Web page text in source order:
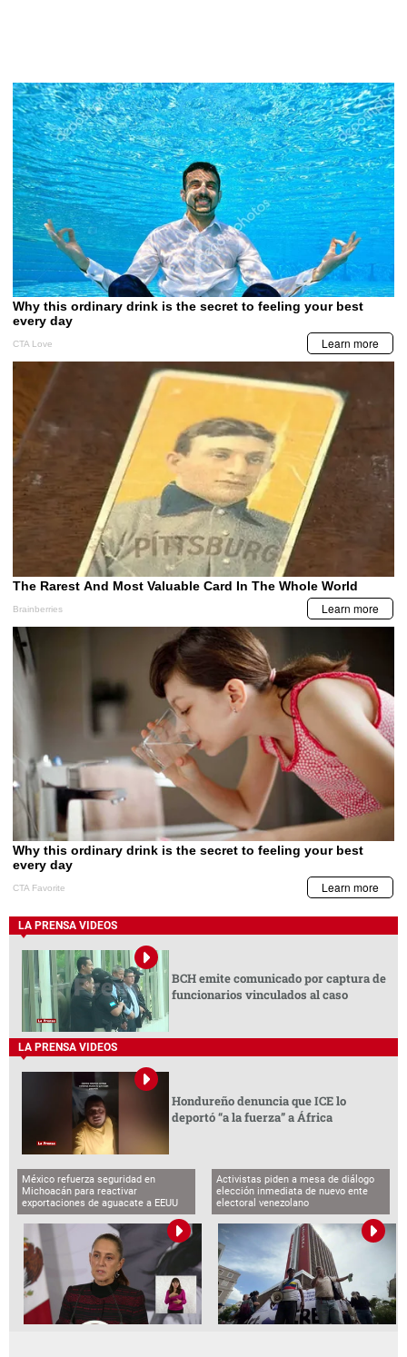
LA PRENSA VIDEOS
BCH emite comunicado por captura de
funcionarios vinculados al caso
LA PRENSA VIDEOS
Hondureño denuncia que ICE lo
deportó “a la fuerza” a África
México refuerza seguridad en
Michoacán para reactivar
exportaciones de aguacate a EEUU
Activistas piden a mesa de diálogo
elección inmediata de nuevo ente
electoral venezolano